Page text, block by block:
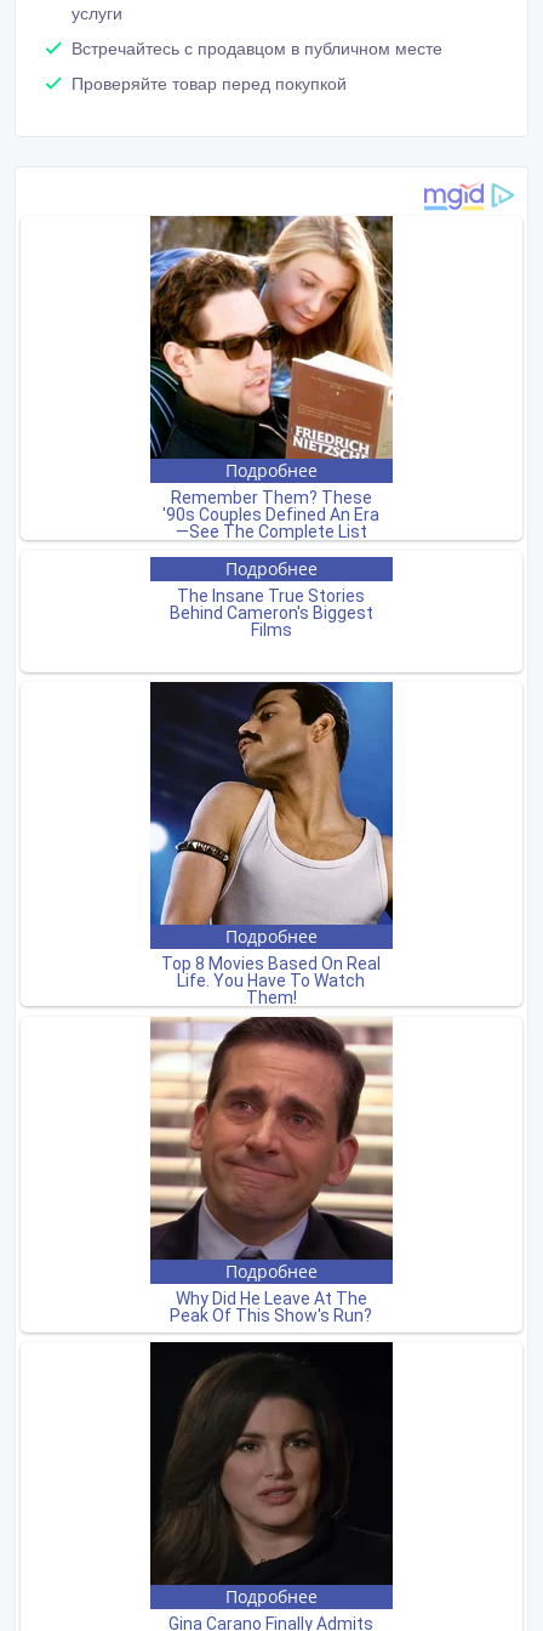
услуги
Встречайтесь с продавцом в публичном месте
Проверяйте товар перед покупкой